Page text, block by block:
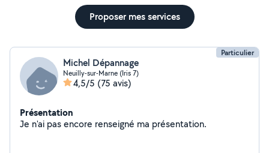
Proposer mes services
Particulier
Michel Dépannage
Neuilly-sur-Marne (Iris 7)
4,5/5 (75 avis)
Présentation
Je n'ai pas encore renseigné ma présentation.